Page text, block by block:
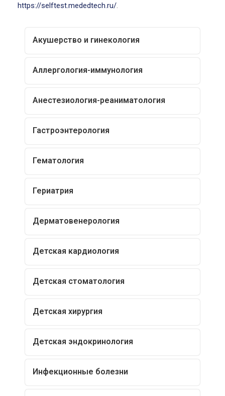
https://selftest.mededtech.ru/.
Акушерство и гинекология
Аллергология-иммунология
Анестезиология-реаниматология
Гастроэнтерология
Гематология
Гериатрия
Дерматовенерология
Детская кардиология
Детская стоматология
Детская хирургия
Детская эндокринология
Инфекционные болезни